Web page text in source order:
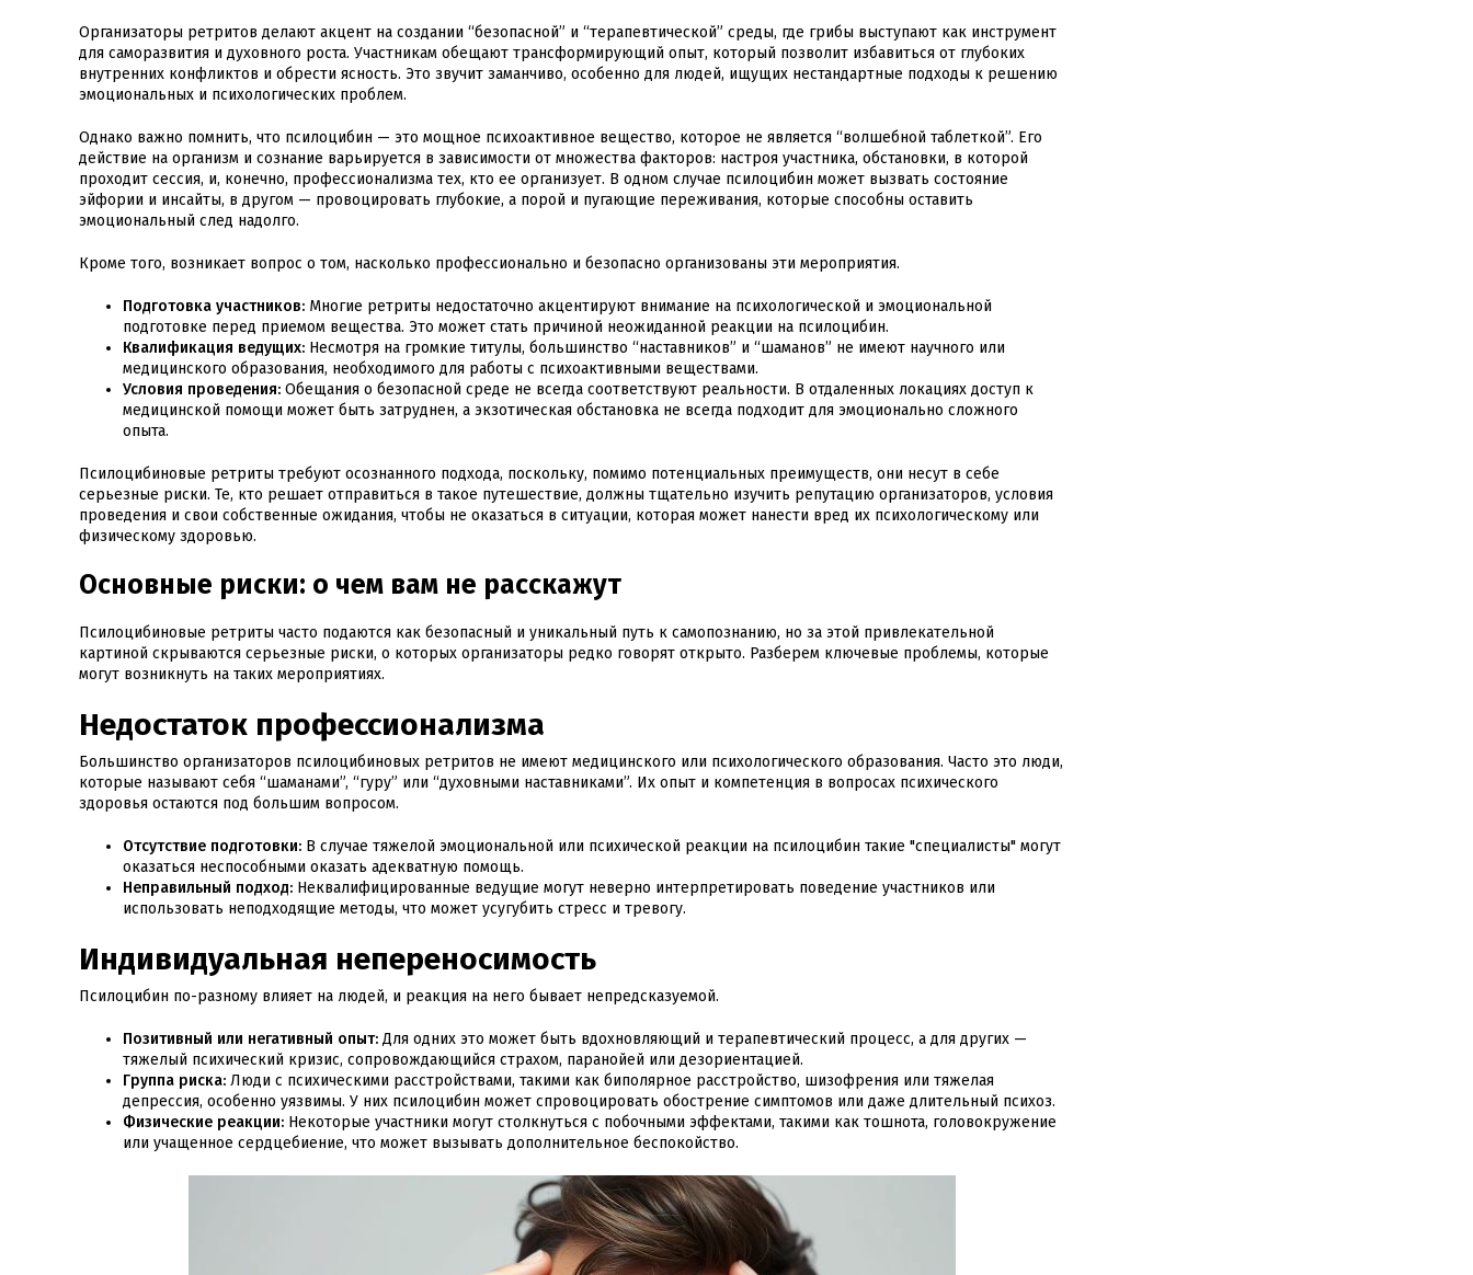
Организаторы ретритов делают акцент на создании “безопасной” и “терапевтической” среды, где грибы выступают как инструмент
для саморазвития и духовного роста. Участникам обещают трансформирующий опыт, который позволит избавиться от глубоких
внутренних конфликтов и обрести ясность. Это звучит заманчиво, особенно для людей, ищущих нестандартные подходы к решению
эмоциональных и психологических проблем.
Однако важно помнить, что псилоцибин — это мощное психоактивное вещество, которое не является “волшебной таблеткой”. Его
действие на организм и сознание варьируется в зависимости от множества факторов: настроя участника, обстановки, в которой
проходит сессия, и, конечно, профессионализма тех, кто ее организует. В одном случае псилоцибин может вызвать состояние
эйфории и инсайты, в другом — провоцировать глубокие, а порой и пугающие переживания, которые способны оставить
эмоциональный след надолго.
Кроме того, возникает вопрос о том, насколько профессионально и безопасно организованы эти мероприятия.
Подготовка участников: Многие ретриты недостаточно акцентируют внимание на психологической и эмоциональной
подготовке перед приемом вещества. Это может стать причиной неожиданной реакции на псилоцибин.
Квалификация ведущих: Несмотря на громкие титулы, большинство “наставников” и “шаманов” не имеют научного или
медицинского образования, необходимого для работы с психоактивными веществами.
Условия проведения: Обещания о безопасной среде не всегда соответствуют реальности. В отдаленных локациях доступ к
медицинской помощи может быть затруднен, а экзотическая обстановка не всегда подходит для эмоционально сложного
опыта.
Псилоцибиновые ретриты требуют осознанного подхода, поскольку, помимо потенциальных преимуществ, они несут в себе
серьезные риски. Те, кто решает отправиться в такое путешествие, должны тщательно изучить репутацию организаторов, условия
проведения и свои собственные ожидания, чтобы не оказаться в ситуации, которая может нанести вред их психологическому или
физическому здоровью.
Основные риски: о чем вам не расскажут
Псилоцибиновые ретриты часто подаются как безопасный и уникальный путь к самопознанию, но за этой привлекательной
картиной скрываются серьезные риски, о которых организаторы редко говорят открыто. Разберем ключевые проблемы, которые
могут возникнуть на таких мероприятиях.
Недостаток профессионализма
Большинство организаторов псилоцибиновых ретритов не имеют медицинского или психологического образования. Часто это люди,
которые называют себя “шаманами”, “гуру” или “духовными наставниками”. Их опыт и компетенция в вопросах психического
здоровья остаются под большим вопросом.
Отсутствие подготовки: В случае тяжелой эмоциональной или психической реакции на псилоцибин такие "специалисты" могут
оказаться неспособными оказать адекватную помощь.
Неправильный подход: Неквалифицированные ведущие могут неверно интерпретировать поведение участников или
использовать неподходящие методы, что может усугубить стресс и тревогу.
Индивидуальная непереносимость
Псилоцибин по-разному влияет на людей, и реакция на него бывает непредсказуемой.
Позитивный или негативный опыт: Для одних это может быть вдохновляющий и терапевтический процесс, а для других —
тяжелый психический кризис, сопровождающийся страхом, паранойей или дезориентацией.
Группа риска: Люди с психическими расстройствами, такими как биполярное расстройство, шизофрения или тяжелая
депрессия, особенно уязвимы. У них псилоцибин может спровоцировать обострение симптомов или даже длительный психоз.
Физические реакции: Некоторые участники могут столкнуться с побочными эффектами, такими как тошнота, головокружение
или учащенное сердцебиение, что может вызывать дополнительное беспокойство.